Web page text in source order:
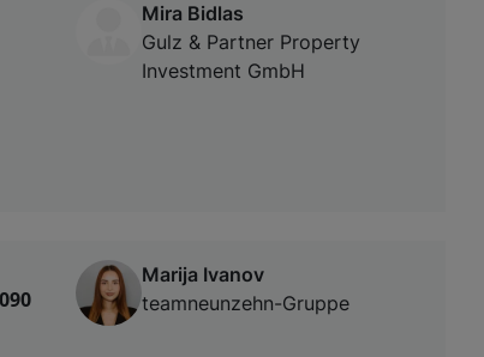
Mira Bidlas
Gulz & Partner Property
Investment GmbH
Marija Ivanov
teamneunzehn-Gruppe